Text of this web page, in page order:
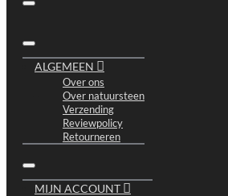
ALGEMEEN
Over ons
Over natuursteen
Verzending
Reviewpolicy
Retourneren
MIJN ACCOUNT